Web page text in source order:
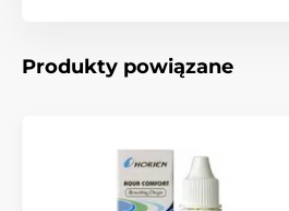
Produkty powiązane